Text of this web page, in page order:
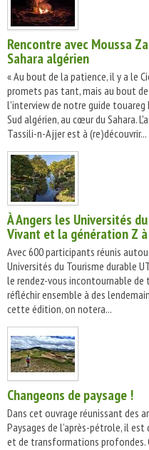
Rencontre avec Moussa
Sahara algérien
« Au bout de la patience, il y a le
promets pas tant, mais au bout
l'interview de notre guide touareg
Sud algérien, au cœur du Sahara.
Tassili-n-Ajjer est à (re)découvrir...
À Angers les Universités
Vivant et la génération Z
Avec 600 participants réunis
Universités du Tourisme durable
le rendez-vous incontournable de
réfléchir ensemble à des
cette édition, on notera...
Changeons de paysage !
Dans cet ouvrage réunissant des
Paysages de l’après-pétrole, il
et de transformations profondes.